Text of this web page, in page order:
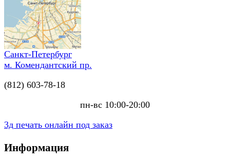
Санкт-Петербург
м. Комендантский пр.
(812) 603-78-18
пн-вс 10:00-20:00
3д печать онлайн под заказ
Информация